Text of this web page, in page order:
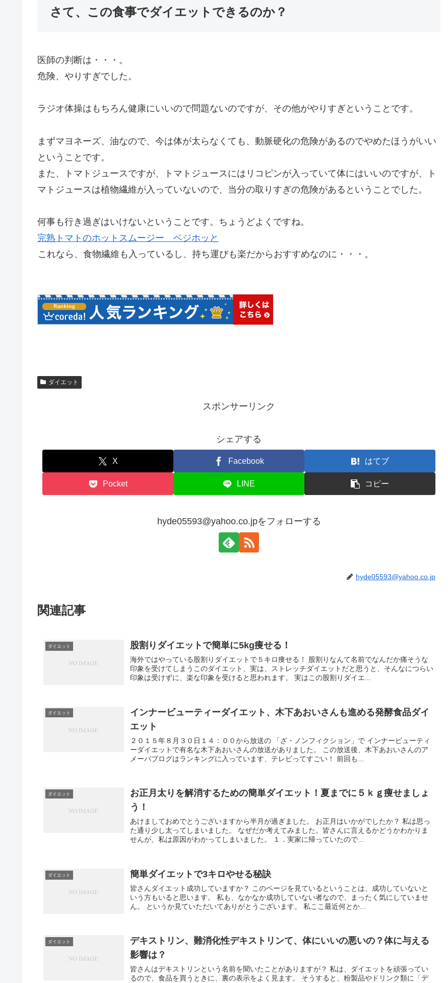
さて、この食事でダイエットできるのか？
医師の判断は・・・。
危険、やりすぎでした。
ラジオ体操はもちろん健康にいいので問題ないのですが、その他がやりすぎということです。
まずマヨネーズ、油なので、今は体が太らなくても、動脈硬化の危険があるのでやめたほうがいい
ということです。
また、トマトジュースですが、トマトジュースにはリコピンが入っていて体にはいいのですが、ト
マトジュースは植物繊維が入っていないので、当分の取りすぎの危険があるということでした。
何事も行き過ぎはいけないということです。ちょうどよくですね。
完熟トマトのホットスムージー ベジホッと
これなら、食物繊維も入っているし、持ち運びも楽だからおすすめなのに・・・。
ダイエット
スポンサーリンク
シェアする
X Facebook はてブ
Pocket LINE コピー
hyde05593@yahoo.co.jpをフォローする
hyde05593@yahoo.co.jp
関連記事
ダイエット 股割りダイエットで簡単に5kg痩せる！
海外ではやっている股割りダイエットで５キロ痩せる！ 股割りなんて名前でなんだか痛そうな
印象を受けてしまうこのダイエット、実は、ストレッチダイエットだと思うと、そんなにつらい
印象は受けずに、楽な印象を受けると思われます。 実はこの股割りダイエ...
ダイエット
インナービューティーダイエット、木下あおいさんも進める発酵食品ダイ
エット
２０１５年８月３０日１４：００から放送の 「ざ・ノンフィクション」で インナービューティ
ーダイエットで有名な木下あおいさんの放送がありました。 この放送後、木下あおいさんのア
メーバブログはランキングに入っています、テレビってすごい！ 前回も...
ダイエット
お正月太りを解消するための簡単ダイエット！夏までに５ｋｇ痩せましょ
う！
あけましておめでとうございますから半月が過ぎました。 お正月はいかがでしたか？ 私は思っ
た通り少し太ってしまいました。 なぜだか考えてみました。皆さんに言えるかどうかわかりま
せんが、私は原因がわかってしまいました。 １．実家に帰っていたので...
ダイエット 簡単ダイエットで3キロやせる秘訣
皆さんダイエット成功していますか？ このページを見ているということは、成功していないと
いう方もいると思います。 私も、なかなか成功していない者なので、まったく気にしていませ
ん。 というか見ていただいてありがとうございます。 私ここ最近何とか...
ダイエット
デキストリン、難消化性デキストリンて、体にいいの悪いの？体に与える
影響は？
皆さんはデキストリンという名前を聞いたことがありますが？ 私は、ダイエットを頑張ってい
るので、食品を買うときに、裏の表示をよく見ます。 そうすると、粉製品やドリンク類に「デ